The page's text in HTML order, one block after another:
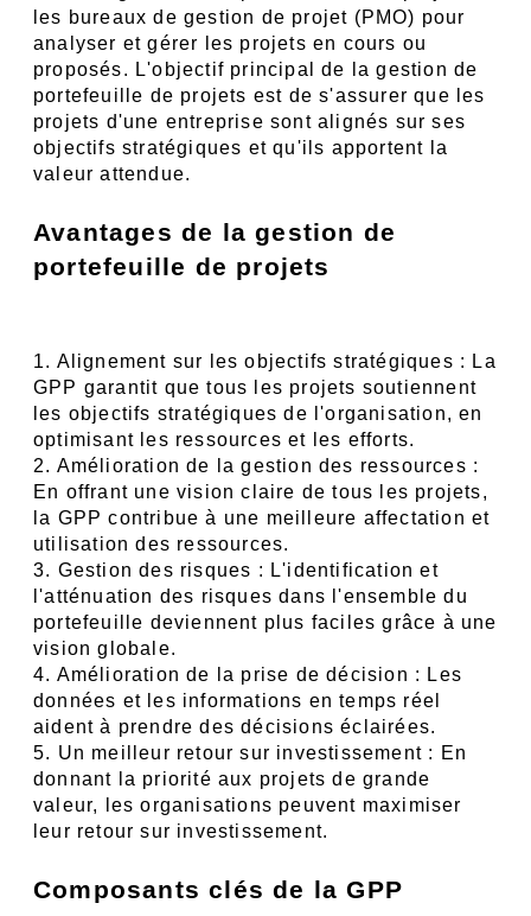
les bureaux de gestion de projet (PMO) pour
analyser et gérer les projets en cours ou
proposés. L'objectif principal de la gestion de
portefeuille de projets est de s'assurer que les
projets d'une entreprise sont alignés sur ses
objectifs stratégiques et qu'ils apportent la
valeur attendue.
Avantages de la gestion de
portefeuille de projets
1. Alignement sur les objectifs stratégiques : La
GPP garantit que tous les projets soutiennent
les objectifs stratégiques de l'organisation, en
optimisant les ressources et les efforts.
2. Amélioration de la gestion des ressources :
En offrant une vision claire de tous les projets,
la GPP contribue à une meilleure affectation et
utilisation des ressources.
3. Gestion des risques : L'identification et
l'atténuation des risques dans l'ensemble du
portefeuille deviennent plus faciles grâce à une
vision globale.
4. Amélioration de la prise de décision : Les
données et les informations en temps réel
aident à prendre des décisions éclairées.
5. Un meilleur retour sur investissement : En
donnant la priorité aux projets de grande
valeur, les organisations peuvent maximiser
leur retour sur investissement.
Composants clés de la GPP